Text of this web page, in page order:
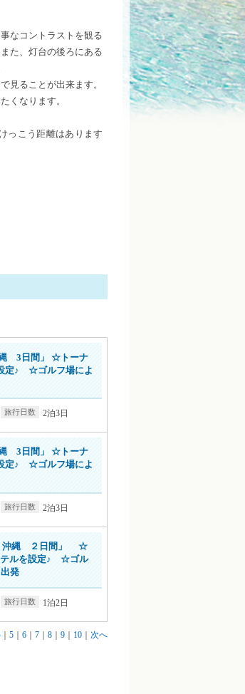
なコントラストを観る
た、灯台の後ろにある
見ることが出来ます。
くなります。
っこう距離はあります
縄 3日間」 ☆トーナ
定♪ ☆ゴルフ場によ
2泊3日
縄 3日間」 ☆トーナ
定♪ ☆ゴルフ場によ
2泊3日
ｎ沖縄 ２日間」 ☆
テルを設定♪ ☆ゴル
発
1泊2日
｜5 ｜6 ｜7 ｜8 ｜9 ｜ 10 ｜ 次へ